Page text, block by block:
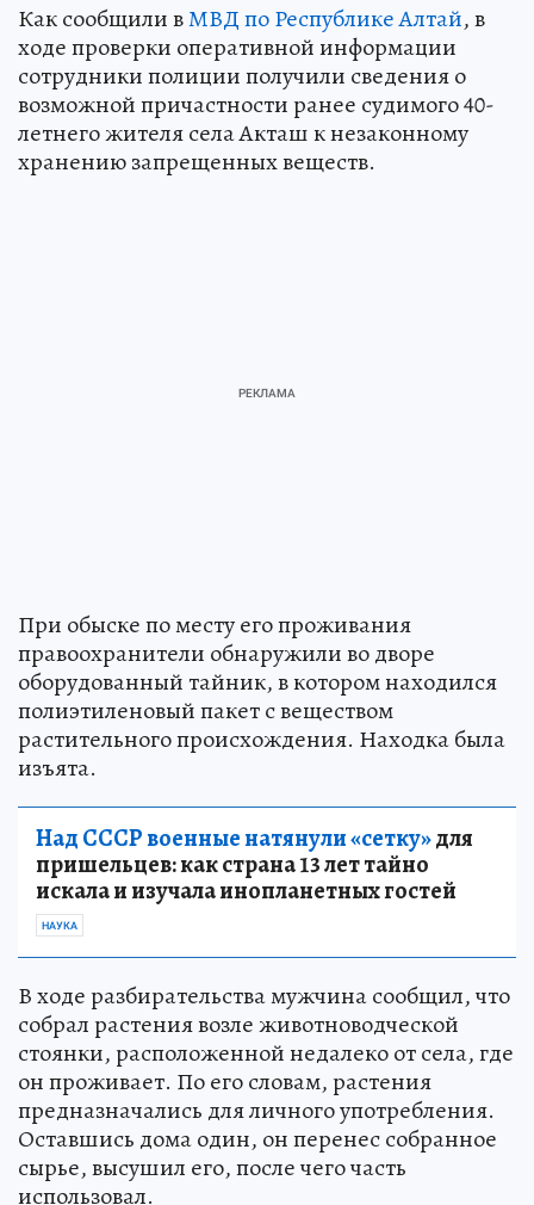
Как сообщили вМВД по Республике Алтай, в
ходе проверки оперативной информации
сотрудники полиции получили сведения о
возможной причастности ранее судимого 40-
летнего жителя села Акташ к незаконному
хранению запрещенных веществ.
При обыске по месту его проживания
правоохранители обнаружили во дворе
оборудованный тайник, в котором находился
полиэтиленовый пакет с веществом
растительного происхождения. Находка была
изъята.
Над СССР военные натянули «сетку»для
пришельцев: как страна 13 лет тайно
искала и изучала инопланетных гостей
НАУКА
В ходе разбирательства мужчина сообщил, что
собрал растения возле животноводческой
стоянки, расположенной недалеко от села, где
он проживает. По его словам, растения
предназначались для личного употребления.
Оставшись дома один, он перенес собранное
сырье, высушил его, после чего часть
использовал.